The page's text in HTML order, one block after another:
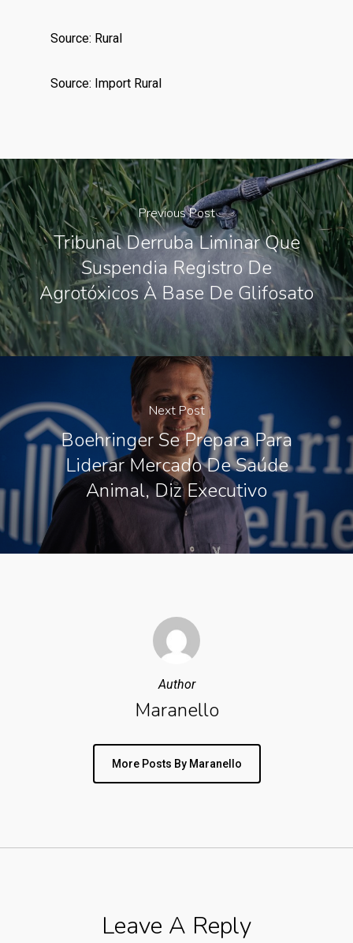
Source: Rural
Source: Import Rural
Previous Post
Tribunal Derruba Liminar Que
Suspendia Registro De
Agrotóxicos À Base De Glifosato
Next Post
Boehringer Se Prepara Para
Liderar Mercado De Saúde
Animal, Diz Executivo
Author
Maranello
More Posts By Maranello
Leave A Reply